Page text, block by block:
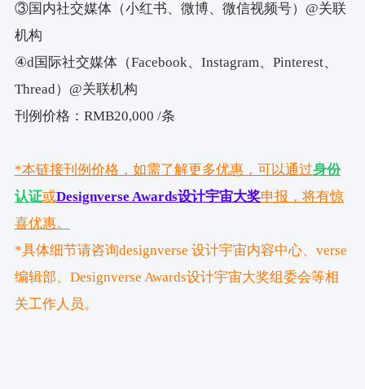
③国内社交媒体（小红书、微博、微信视频号）@关联
机构
④d国际社交媒体（Facebook、Instagram、Pinterest、
Thread）@关联机构
刊例价格： RMB20,000 /条
*本链接刊例价格，如需了解更多优惠，可以通过身份
认证或Designverse Awards设计宇宙大奖申报，将有惊
喜优惠。
*具体细节请咨询designverse 设计宇宙内容中心、verse
编辑部、Designverse Awards设计宇宙大奖组委会等相
关工作人员。